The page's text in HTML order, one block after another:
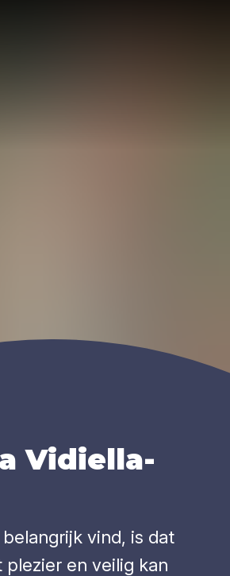
Vidiella-
vind, is dat
plezier en veilig kan